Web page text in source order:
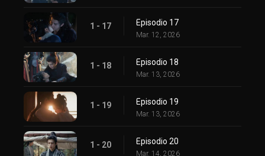
1 - 17 Episodio 17
Mar. 12, 2026
1 - 18 Episodio 18
Mar. 13, 2026
1 - 19 Episodio 19
Mar. 13, 2026
1 - 20 Episodio 20
Mar. 14, 2026